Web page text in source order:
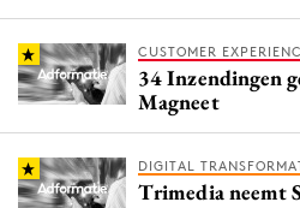
CUSTOMER
34 Inzendingen
Magneet
DIGITAL
Trimedia neemt